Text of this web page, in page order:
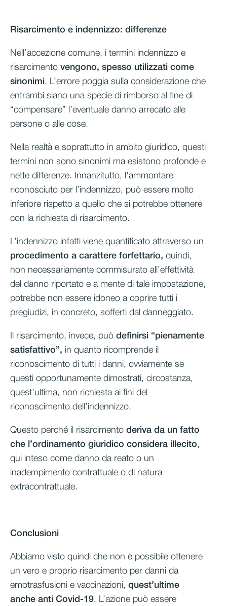
Risarcimento e indennizzo: differenze
Nell’accezione comune, i termini indennizzo e
risarcimento vengono, spesso utilizzati come
sinonimi. L’errore poggia sulla considerazione che
entrambi siano una specie di rimborso al fine di
“compensare” l’eventuale danno arrecato alle
persone o alle cose.
Nella realtà e soprattutto in ambito giuridico, questi
termini non sono sinonimi ma esistono profonde e
nette differenze. Innanzitutto, l’ammontare
riconosciuto per l’indennizzo, può essere molto
inferiore rispetto a quello che si potrebbe ottenere
con la richiesta di risarcimento.
L’indennizzo infatti viene quantificato attraverso un
procedimento a carattere forfettario, quindi,
non necessariamente commisurato all’effettività
del danno riportato e a mente di tale impostazione,
potrebbe non essere idoneo a coprire tutti i
pregiudizi, in concreto, sofferti dal danneggiato.
Il risarcimento, invece, può definirsi “pienamente
satisfattivo”, in quanto ricomprende il
riconoscimento di tutti i danni, ovviamente se
questi opportunamente dimostrati, circostanza,
quest’ultima, non richiesta ai fini del
riconoscimento dell’indennizzo.
Questo perché il risarcimento deriva da un fatto
che l’ordinamento giuridico considera illecito,
qui inteso come danno da reato o un
inadempimento contrattuale o di natura
extracontrattuale.
Conclusioni
Abbiamo visto quindi che non è possibile ottenere
un vero e proprio risarcimento per danni da
emotrasfusioni e vaccinazioni, quest’ultime
anche anti Covid-19. L’azione può essere